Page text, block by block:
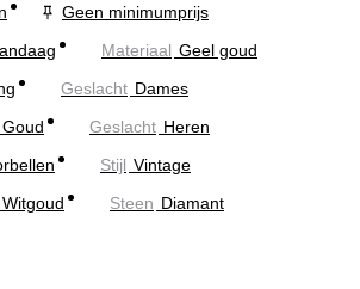
Geen minimumprijs
Materiaal Geel goud
Geslacht Dames
Goud Geslacht Heren
Stijl Vintage
Witgoud Steen Diamant